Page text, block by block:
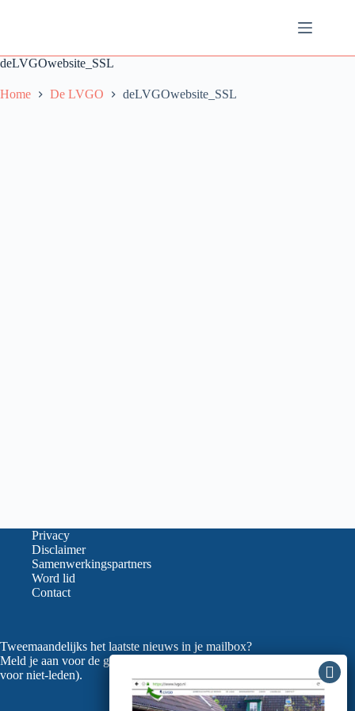
deLVGOwebsite_SSL
Home De LVGO deLVGOwebsite_SSL
Privacy
Disclaimer
Samenwerkingspartners
Word lid
Contact
Tweemaandelijks het laatste nieuws in je mailbox?
Meld je aan voor de gratis nieuwsbrief van de LVGO (ook
voor niet-leden).